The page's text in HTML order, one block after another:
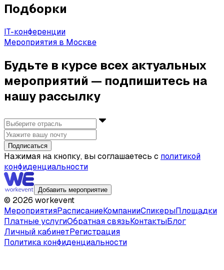
Подборки
IT-конференции
Мероприятия в Москве
Будьте в курсе всех актуальных
мероприятий — подпишитесь на
нашу рассылку
Подписаться
Нажимая на кнопку, вы соглашаетесь с политикой
конфиденциальности
Добавить мероприятие
© 2026 workevent
МероприятияРасписаниеКомпанииСпикерыПлощадки
Платные услугиОбратная связьКонтактыБлог
Личный кабинетРегистрация
Политика конфиденциальности